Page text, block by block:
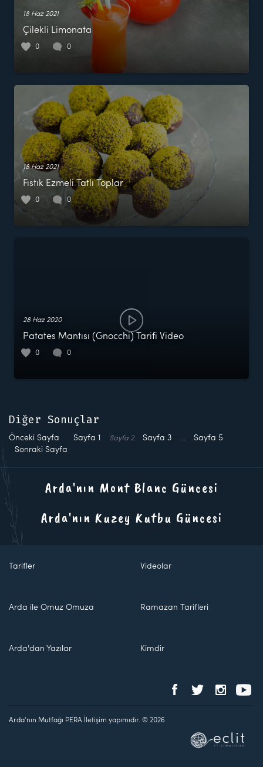
18 Haz 2021
Çilekli Limonata
0 0
18 Haz 2021
Fıstık Ezmeli Tatlı Toplar
0 0
28 Haz 2020
Patates Mantısı (Gnocchi) Tarifi Video
0 0
Diğer Sonuçlar
Önceki Sayfa Sayfa 1 Sayfa 2 Sayfa 3 … Sayfa 5
Sonraki Sayfa
Arda'nın Mont Blanc Güncesi
Arda'nın Kuzey Kutbu Güncesi
Tarifler Videolar
Arda ile Omuz Omuza Ramazan Tarifleri
Arda'dan Yazılar Kimdir
Arda'nın Mutfağı PERA İletişim yapımıdır. © 2026